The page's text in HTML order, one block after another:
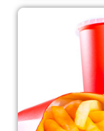
Лубны
Лука-Мелешковская
Миргород
Авангард
Нетешин